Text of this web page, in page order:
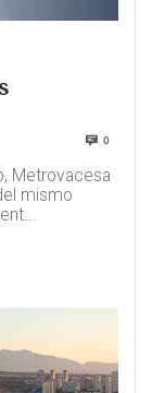
0
Metrovacesa
mismo